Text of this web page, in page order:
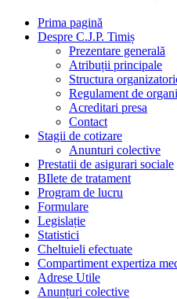
Prima pagină
Despre C.J.P. Timiș
Prezentare generală
Atribuții principale
Structura
Regulament de
Acreditari presa
Contact
Stagii de cotizare
Anunturi colective
Prestatii de asigurari sociale
BIlete de tratament
Program de lucru
Formulare
Legislație
Statistici
Cheltuieli efectuate
Compartiment expertiza
Adrese Utile
Anunțuri colective